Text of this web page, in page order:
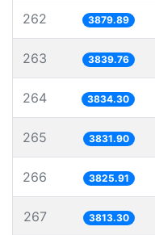
262 3879.89
263 3839.76
264 3834.30
265 3831.90
266 3825.91
267 3813.30